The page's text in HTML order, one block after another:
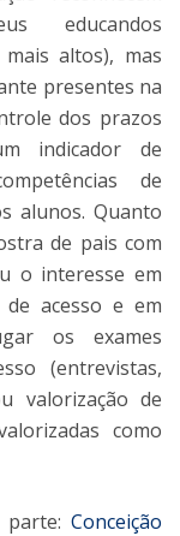
educandos
altos), mas
presentes na
dos prazos
indicador de
de
alunos. Quanto
de pais com
o interesse em
acesso e em
os exames
(entrevistas,
valorização de
como
Conceição